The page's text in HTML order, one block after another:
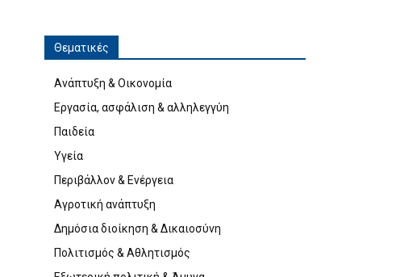
Θεματικές
Ανάπτυξη & Οικονομία
Εργασία, ασφάλιση & αλληλεγγύη
Παιδεία
Υγεία
Περιβάλλον & Ενέργεια
Αγροτική ανάπτυξη
Δημόσια διοίκηση & Δικαιοσύνη
Πολιτισμός & Αθλητισμός